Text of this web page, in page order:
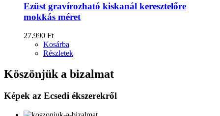
Ezüst gravírozható kiskanál keresztelőre
mokkás méret
27.990 Ft
Kosárba
Részletek
Köszönjük a bizalmat
Képek az Ecsedi ékszerekről